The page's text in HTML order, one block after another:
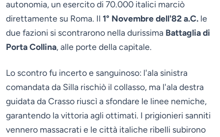
autonomia, un esercito di 70.000 italici marciò
direttamente su Roma. Il 1° Novembre dell'82 a.C. le
due fazioni si scontrarono nella durissima Battaglia di
Porta Collina, alle porte della capitale.
Lo scontro fu incerto e sanguinoso: l'ala sinistra
comandata da Silla rischiò il collasso, ma l'ala destra
guidata da Crasso riuscì a sfondare le linee nemiche,
garantendo la vittoria agli ottimati. I prigionieri sanniti
vennero massacrati e le città italiche ribelli subirono